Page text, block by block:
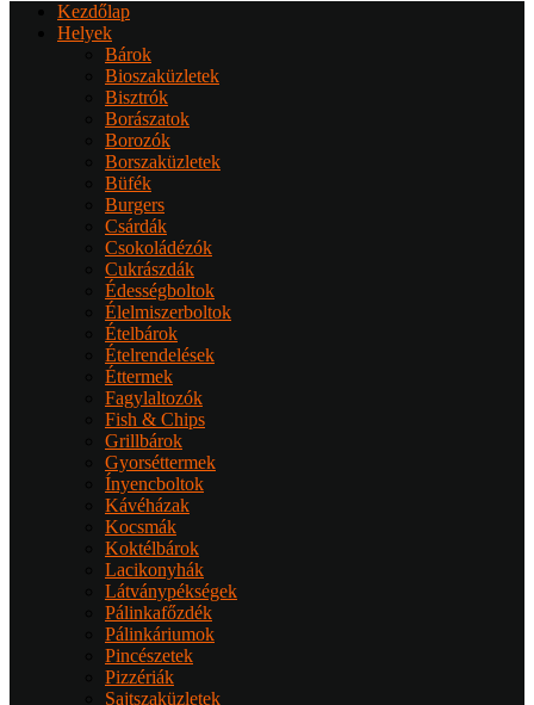
Kezdőlap
Helyek
Bárok
Bioszaküzletek
Bisztrók
Borászatok
Borozók
Borszaküzletek
Büfék
Burgers
Csárdák
Csokoládézók
Cukrászdák
Édességboltok
Élelmiszerboltok
Ételbárok
Ételrendelések
Éttermek
Fagylaltozók
Fish & Chips
Grillbárok
Gyorséttermek
Ínyencboltok
Kávéházak
Kocsmák
Koktélbárok
Lacikonyhák
Látványpékségek
Pálinkafőzdék
Pálinkáriumok
Pincészetek
Pizzériák
Sajtszaküzletek